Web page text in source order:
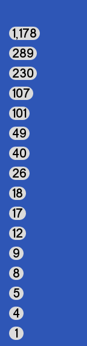
1٬178
289
230
107
101
49
40
26
18
17
12
9
8
5
4
1